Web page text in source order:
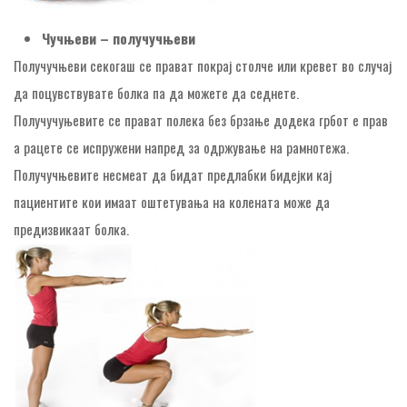
Чучњеви – получучњеви
Получучњеви секогаш се прават покрај столче или кревет во случај
да поцувствувате болка па да можете да седнете.
Получучуњевите се прават полека без брзање додека грбот е прав
а рацете се испружени напред за одржување на рамнотежа.
Получучњевите несмеат да бидат предлабки бидејки кај
пациентите кои имаат оштетувања на колената може да
предизвикаат болка.